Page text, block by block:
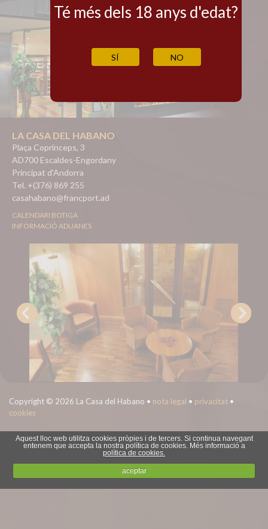
Té més dels 18 anys d'edat?
SÍ NO
LA CASA DEL HABANO
Plaça Coprínceps, 3
AD700 Escaldes-Engordany
Principat d'Andorra
Tel. +(376) 869 255
casahabano@francport.ad
CALENDARI BOTIGA
INFORMACIÓ ADUANES
Copyright © 2026 La Casa del Habano • nota legal • privacitat •
cookies
Aquest lloc web utilitza cookies pròpies i de tercers. Si continua navegant
entenem que accepta la nostra política de cookies. Més informació a
política de cookies.
aceptar